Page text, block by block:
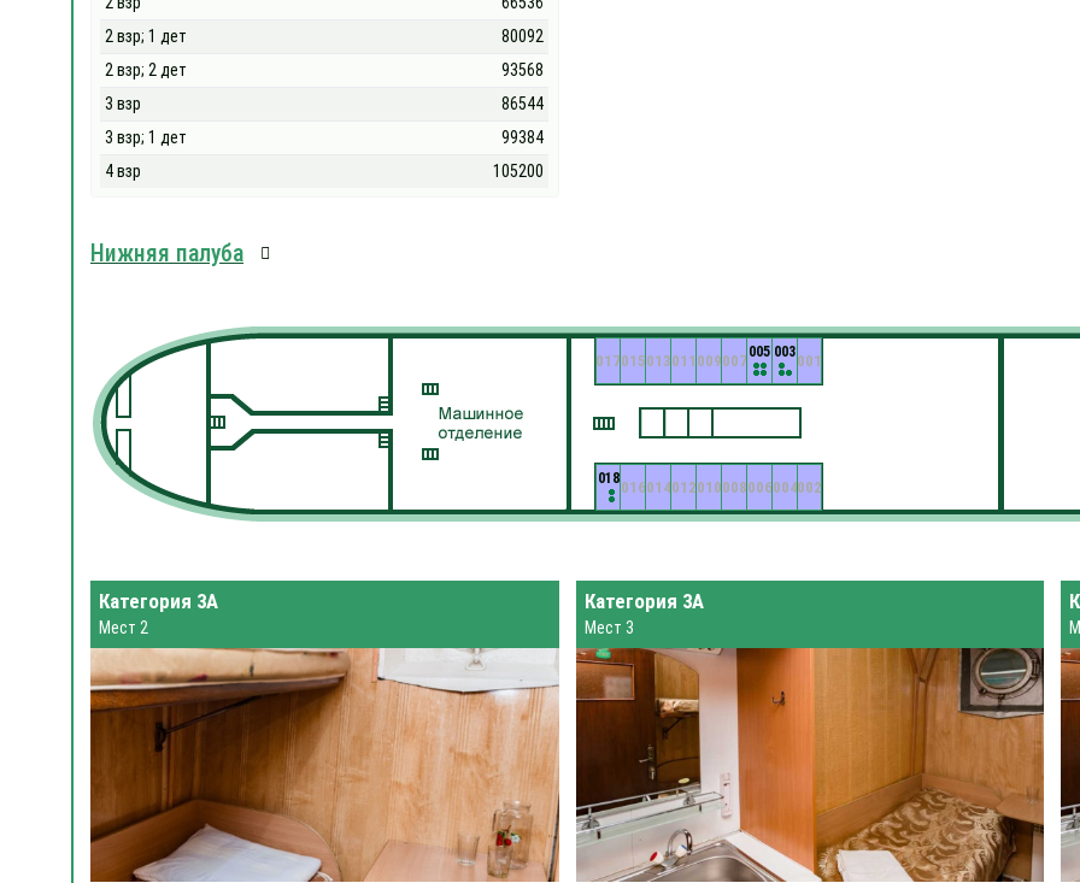
2 взр; 1 дет
80092
2 взр; 2 дет
93568
3 взр
86544
3 взр; 1 дет
99384
4 взр
105200
Нижняя палуба
001
002
003
004
005
006
007
008
009
010
011
012
013
014
015
016
017
018
Категория 3А
Мест 2
Категория 3А
Мест 3